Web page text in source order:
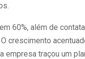
60%, além de
crescimento
empresa traçou um